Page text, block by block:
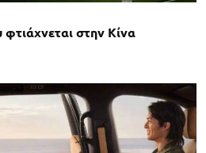
στην Κίνα